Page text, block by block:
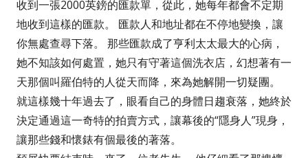
收到一張2000英鎊的匯款單，從此，她每年都會不定期
地收到這樣的匯款。 匯款人和地址都在不停地變換，讓
你無處查尋下落。 那些匯款成了亨利太太最大的心病，
她不知該如何處置，她只有守著這個洗衣店，幻想著有一
天那個叫羅伯特的人從天而降，來為她解開一切疑團。
就這樣幾十年過去了，眼看自己的身體日趨衰落，她終於
決定通過這一奇特的拍賣方式，讓幕後的“隱身人”現身，
讓那些錢和懷錶有個最後的著落。